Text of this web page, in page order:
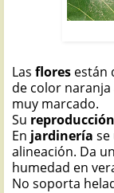
Las flores están
de color
muy marcado.
Su reproducción
En jardinería se
alineación. Da
humedad en
No soporta